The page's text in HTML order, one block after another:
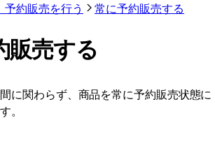
予約販売を行う 常に予約販売する
販売する
に関わらず、商品を常に予約販売状態に
。